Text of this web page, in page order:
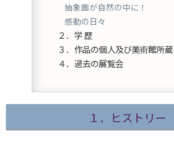
抽象画が自然の中に！
感動の日々
２．学 歴
３．作品の個人及び美術館所
４．過去の展覧会
１．ヒストリー